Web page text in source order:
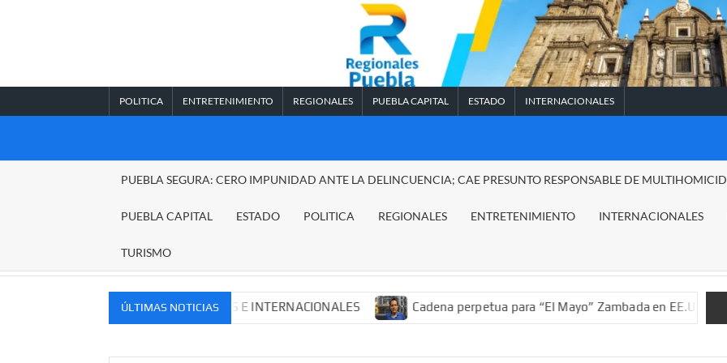
POLITICA ENTRETENIMIENTO REGIONALES PUEBLA CAPITAL ESTADO INTERNACIONALES
REGIONALES
PUEBLA SEGURA: CERO IMPUNIDAD ANTE LA DELINCUENCIA; CAE PRESUNTO RESPONSABLE DE
PUEBLA CAPITAL ESTADO POLITICA REGIONALES ENTRETENIMIENTO INTERNACIONALES
TURISMO
ÚLTIMAS NOTICIAS
MERCADOS NACIONALES E INTERNACIONALES Cadena perpetua para “El Mayo” Zambada en EE.UU.; ordenan